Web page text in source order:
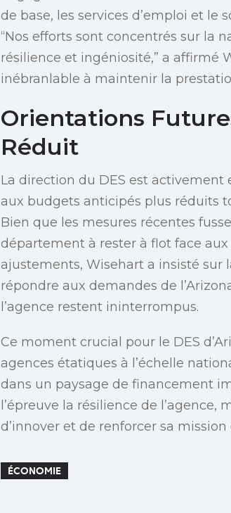
de base, les services d’emploi et le
“Nos efforts sont concentrés sur la
résilience et ingéniosité,” a
inébranlable à maintenir la
Orientations
Réduit
La direction du DES est activement
aux budgets anticipés plus réduits
Bien que les mesures récentes
département à rester à flot face
ajustements, Wisehart a insisté sur
répondre aux demandes de
l’agence restent ininterrompus.
Ce moment crucial pour le DES
agences étatiques à l’échelle
dans un paysage de financement
l’épreuve la résilience de
d’innover et de renforcer sa
ÉCONOMIE